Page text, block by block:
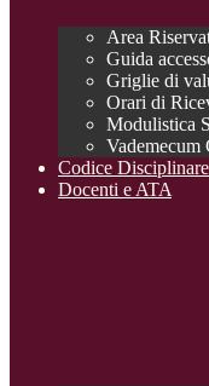
Area
Guida
Griglie di
Orari di
Modulistica
Vademecum
Codice
Docenti e ATA